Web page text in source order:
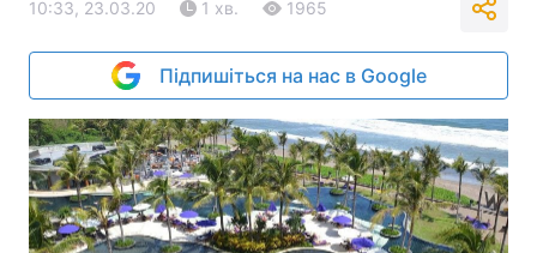
10:33, 23.03.20 1 хв. 1965
Підпишіться на нас в Google